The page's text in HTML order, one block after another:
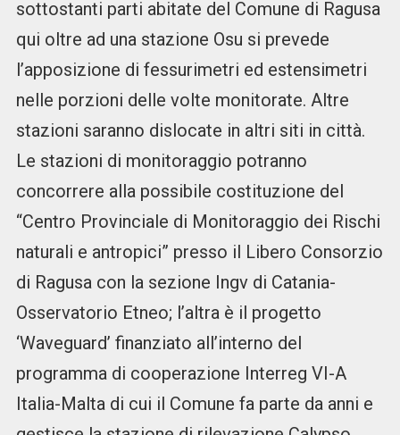
sottostanti parti abitate del Comune di Ragusa
qui oltre ad una stazione Osu si prevede
l’apposizione di fessurimetri ed estensimetri
nelle porzioni delle volte monitorate. Altre
stazioni saranno dislocate in altri siti in città.
Le stazioni di monitoraggio potranno
concorrere alla possibile costituzione del
“Centro Provinciale di Monitoraggio dei Rischi
naturali e antropici” presso il Libero Consorzio
di Ragusa con la sezione Ingv di Catania-
Osservatorio Etneo; l’altra è il progetto
‘Waveguard’ finanziato all’interno del
programma di cooperazione Interreg VI-A
Italia-Malta di cui il Comune fa parte da anni e